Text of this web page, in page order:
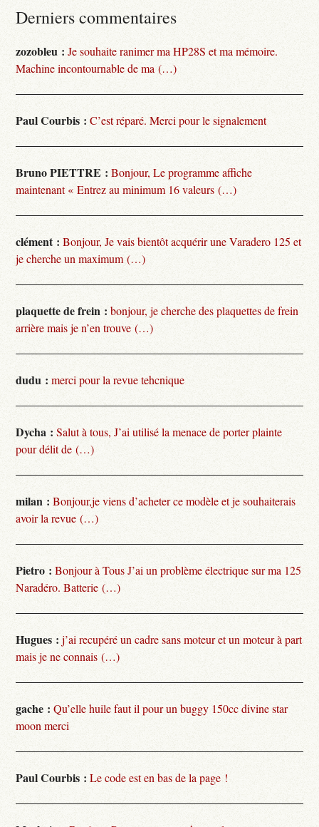
Derniers commentaires
zozobleu : Je souhaite ranimer ma HP28S et ma mémoire.
Machine incontournable de ma (…)
Paul Courbis : C’est réparé. Merci pour le signalement
Bruno PIETTRE : Bonjour, Le programme affiche
maintenant « Entrez au minimum 16 valeurs (…)
clément : Bonjour, Je vais bientôt acquérir une Varadero 125 et
je cherche un maximum (…)
plaquette de frein : bonjour, je cherche des plaquettes de frein
arrière mais je n’en trouve (…)
dudu : merci pour la revue tehcnique
Dycha : Salut à tous, J’ai utilisé la menace de porter plainte
pour délit de (…)
milan : Bonjour,je viens d’acheter ce modèle et je souhaiterais
avoir la revue (…)
Pietro : Bonjour à Tous J’ai un problème électrique sur ma 125
Naradéro. Batterie (…)
Hugues : j’ai recupéré un cadre sans moteur et un moteur à part
mais je ne connais (…)
gache : Qu’elle huile faut il pour un buggy 150cc divine star
moon merci
Paul Courbis : Le code est en bas de la page !